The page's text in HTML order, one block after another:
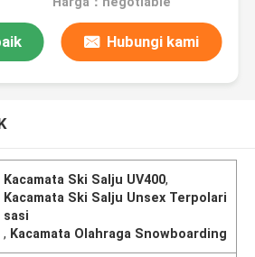
Hubungi kami
Kacamata Ski Salju UV400,
Kacamata Ski Salju Unsex Terpolari
sasi
, Kacamata Olahraga Snowboarding